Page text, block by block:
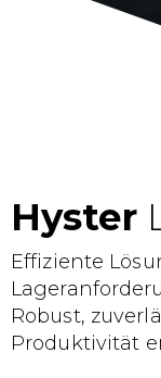
Hyster
Effiziente
Robust,
Produktivität